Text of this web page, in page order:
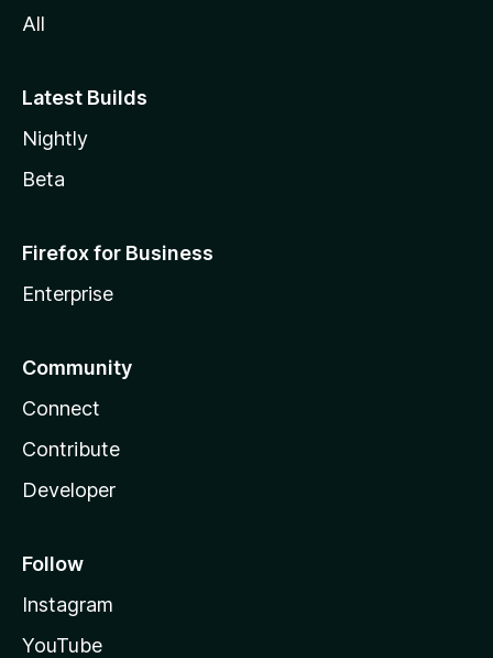
All
Latest Builds
Nightly
Beta
Firefox for Business
Enterprise
Community
Connect
Contribute
Developer
Follow
Instagram
YouTube